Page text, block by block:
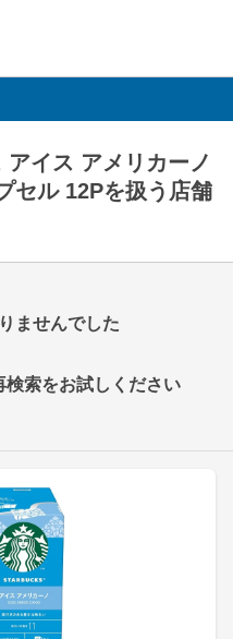
イス アメリカーノ
セル 12Pを扱う店舗
ませんでした
検索をお試しください